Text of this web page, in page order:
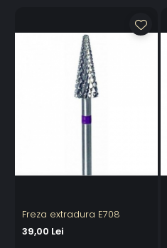
Freza extradura E708
39,00 Lei